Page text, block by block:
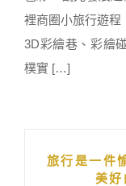
裡商圈小旅行遊程
3D彩繪巷、彩繪
樸實 […]
旅行是一件
美